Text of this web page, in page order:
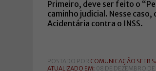
Primeiro, deve ser feito o
caminho judicial. Nesse
Acidentária contra o INSS.
POSTADO POR COMUNICAÇÃO SEEB
ATUALIZADO EM: 08 DE DEZEMBRO